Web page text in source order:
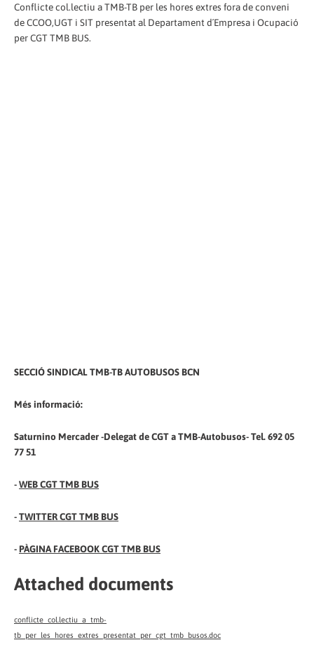
Conflicte col.lectiu a TMB-TB per les hores extres fora de conveni
de CCOO,UGT i SIT presentat al Departament d´Empresa i Ocupació
per CGT TMB BUS.
SECCIÓ SINDICAL TMB-TB AUTOBUSOS BCN
Més informació:
Saturnino Mercader -Delegat de CGT a TMB-Autobusos- Tel. 692 05
77 51
-WEB CGT TMB BUS
-TWITTER CGT TMB BUS
- PÀGINA FACEBOOK CGT TMB BUS
Attached documents
conflicte_col.lectiu_a_tmb-
tb_per_les_hores_extres_presentat_per_cgt_tmb_busos.doc